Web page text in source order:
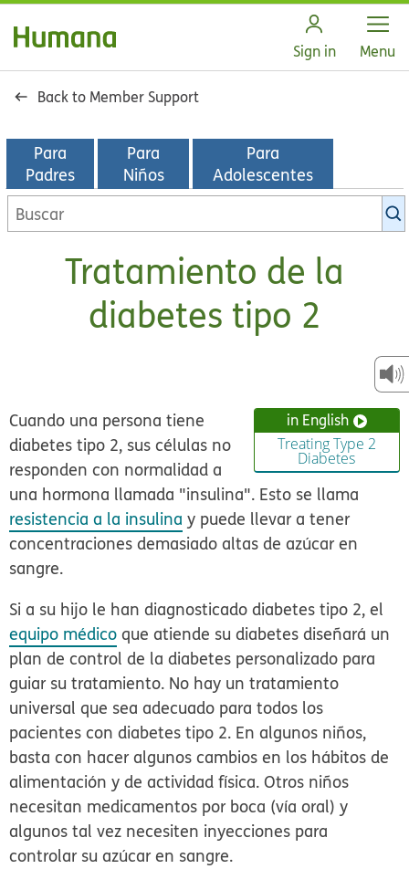
Sign in Open
Menu
Back to Member Support
Para
Padres
Para
Niños
Para
Adolescentes
Buscar
en
Tratamiento de la
diabetes tipo 2
in English
Treating Type 2
Diabetes
Cuando una persona tiene
diabetes tipo 2, sus células no
responden con normalidad a
una hormona llamada "insulina". Esto se llama
resistencia a la insulina y puede llevar a tener
concentraciones demasiado altas de azúcar en
sangre.
Si a su hijo le han diagnosticado diabetes tipo 2, el
equipo médico que atiende su diabetes diseñará un
plan de control de la diabetes personalizado para
guiar su tratamiento. No hay un tratamiento
universal que sea adecuado para todos los
pacientes con diabetes tipo 2. En algunos niños,
basta con hacer algunos cambios en los hábitos de
alimentación y de actividad física. Otros niños
necesitan medicamentos por boca (vía oral) y
algunos tal vez necesiten inyecciones para
controlar su azúcar en sangre.